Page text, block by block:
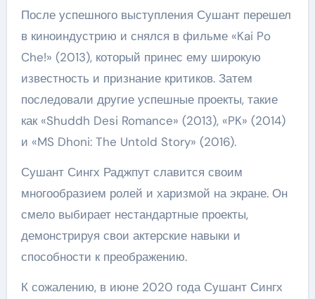
После успешного выступления Сушант перешел
в киноиндустрию и снялся в фильме «Kai Po
Che!» (2013), который принес ему широкую
известность и признание критиков. Затем
последовали другие успешные проекты, такие
как «Shuddh Desi Romance» (2013), «PK» (2014)
и «MS Dhoni: The Untold Story» (2016).
Сушант Сингх Раджпут славится своим
многообразием ролей и харизмой на экране. Он
смело выбирает нестандартные проекты,
демонстрируя свои актерские навыки и
способности к преображению.
К сожалению, в июне 2020 года Сушант Сингх